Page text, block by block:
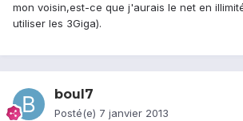
mon voisin,est-ce que j'aurais le net en
utiliser les 3Giga).
boul7
Posté(e) 7 janvier 2013